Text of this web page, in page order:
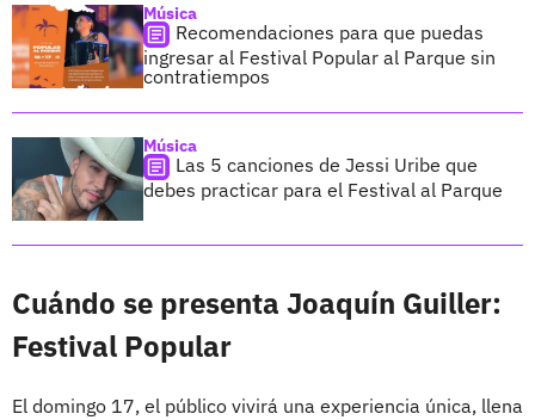
Música
Recomendaciones para que puedas
ingresar al Festival Popular al Parque sin
contratiempos
Música
Las 5 canciones de Jessi Uribe que
debes practicar para el Festival al Parque
Cuándo se presenta Joaquín Guiller:
Festival Popular
El domingo 17, el público vivirá una experiencia única, llena